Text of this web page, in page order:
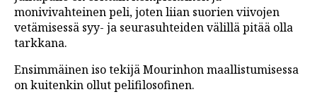
monivivahteinen peli, joten liian suorien viivojen
vetämisessä syy- ja seurasuhteiden välillä pitää olla
tarkkana.
Ensimmäinen iso tekijä Mourinhon maallistumisessa
on kuitenkin ollut pelifilosofinen.